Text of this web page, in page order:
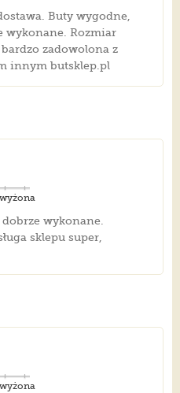
Buty wygodne,
wykonane. Rozmiar
zadowolona z
innym butsklep.pl
wykonane.
sklepu super,